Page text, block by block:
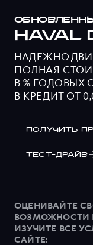
HAVAL
НАДЕЖНО
ПОЛНАЯ
В % ГОДОВЫХ
В КРЕДИТ ОТ
ПОЛУЧИТЬ
ТЕСТ-ДРАЙВ
ОЦЕНИВАЙТЕ
ВОЗМОЖНОСТИ
ИЗУЧИТЕ ВСЕ
САЙТЕ: